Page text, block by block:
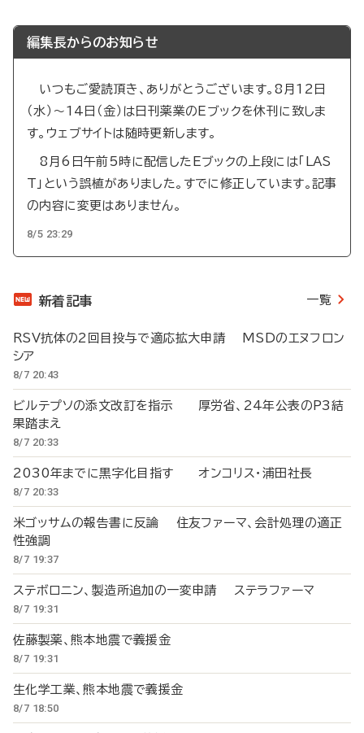
ジ
編集長からのお知らせ
いつもご愛読頂き、ありがとうございます。8月12日
（水）～14日（金）は日刊薬業のEブックを休刊に致しま
す。ウェブサイトは随時更新します。
8月6日午前5時に配信したEブックの上段には「LAS
T」という誤植がありました。すでに修正しています。記事
の内容に変更はありません。
8/5 23:29
新着記事 一覧
RSV抗体の2回目投与で適応拡大申請 MSDのエヌフロン
シア
8/7 20:43
ビルテプソの添文改訂を指示 厚労省、24年公表のP3結
果踏まえ
8/7 20:33
2030年までに黒字化目指す オンコリス・浦田社長
8/7 20:33
米ゴッサムの報告書に反論 住友ファーマ、会計処理の適正
性強調
8/7 19:37
ステボロニン、製造所追加の一変申請 ステラファーマ
8/7 19:31
佐藤製薬、熊本地震で義援金
8/7 19:31
生化学工業、熊本地震で義援金
8/7 18:50